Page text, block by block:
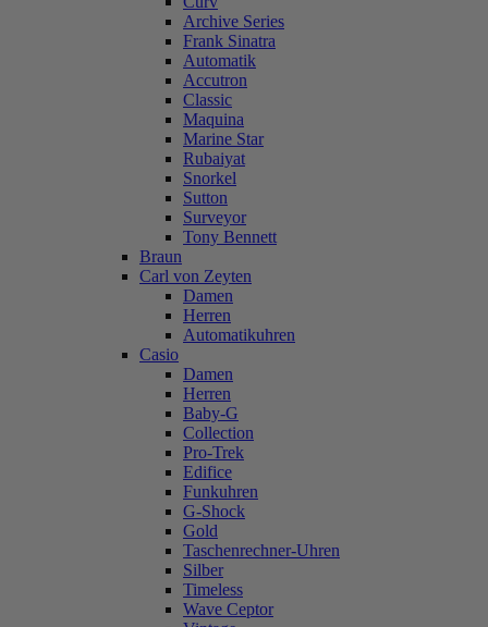
Archive Series
Frank Sinatra
Automatik
Accutron
Classic
Maquina
Marine Star
Rubaiyat
Snorkel
Sutton
Surveyor
Tony Bennett
Braun
Carl von Zeyten
Damen
Herren
Automatikuhren
Casio
Damen
Herren
Baby-G
Collection
Pro-Trek
Edifice
Funkuhren
G-Shock
Gold
Taschenrechner-Uhren
Silber
Timeless
Wave Ceptor